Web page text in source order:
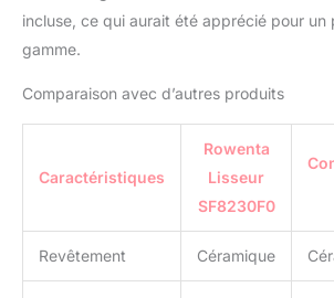
amovible
incluse, ce qui aurait été apprécié pour
gamme.
Comparaison avec d’autres produits
Caractéristiques
Rowenta
Lisseur
SF8230F0
Revêtement Céramique